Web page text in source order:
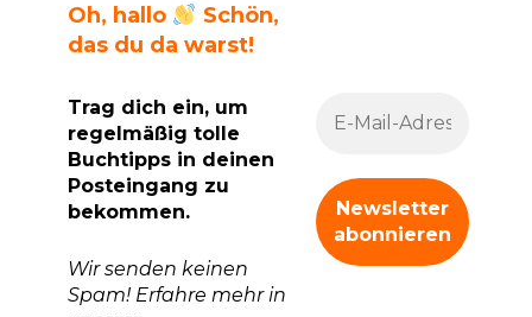
Oh, hallo
Schön,
das du da warst!
Trag dich ein, um
regelmäßig tolle
Buchtipps in deinen
Posteingang zu
bekommen.
Wir senden keinen
Spam! Erfahre mehr in